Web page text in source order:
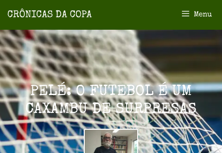
Menu
PELÉ: O FUTEBOL É UM
CAXAMBU DE SURPRESAS